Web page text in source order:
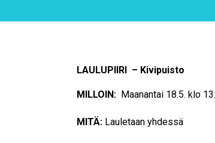
LAULUPIIRI – Kivipuisto
MILLOIN: Maanantai 18.5. klo
MITÄ: Lauletaan yhdessä